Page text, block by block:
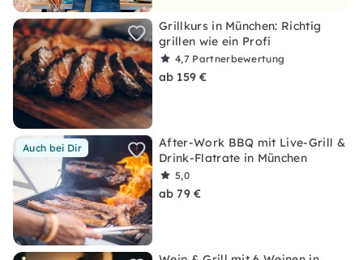
Grillkurs in München: Richtig
grillen wie ein Profi
4,7 Partnerbewertung
ab 159 €
Auch bei Dir
After-Work BBQ mit Live-Grill &
Drink-Flatrate in München
5,0
ab 79 €